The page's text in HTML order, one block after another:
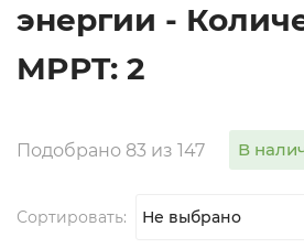
энергии -
MPPT: 2
Подобрано 83 из 147 В
Сортировать: Не выбрано